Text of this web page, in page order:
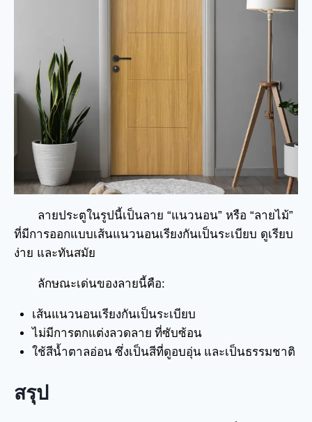
ลายประตูในรูปนี้เป็นลาย “แนวนอน” หรือ “ลายไม้”
ที่มีการออกแบบเส้นแนวนอนเรียงกันเป็นระเบียบ ดูเรียบ
ง่าย และทันสมัย
ลักษณะเด่นของลายนี้คือ:
เส้นแนวนอนเรียงกันเป็นระเบียบ
ไม่มีการตกแต่งลวดลาย ที่ซับซ้อน
ใช้สีน้ำตาลอ่อน ซึ่งเป็นสีที่ดูอบอุ่น และเป็นธรรมชาติ
สรุป